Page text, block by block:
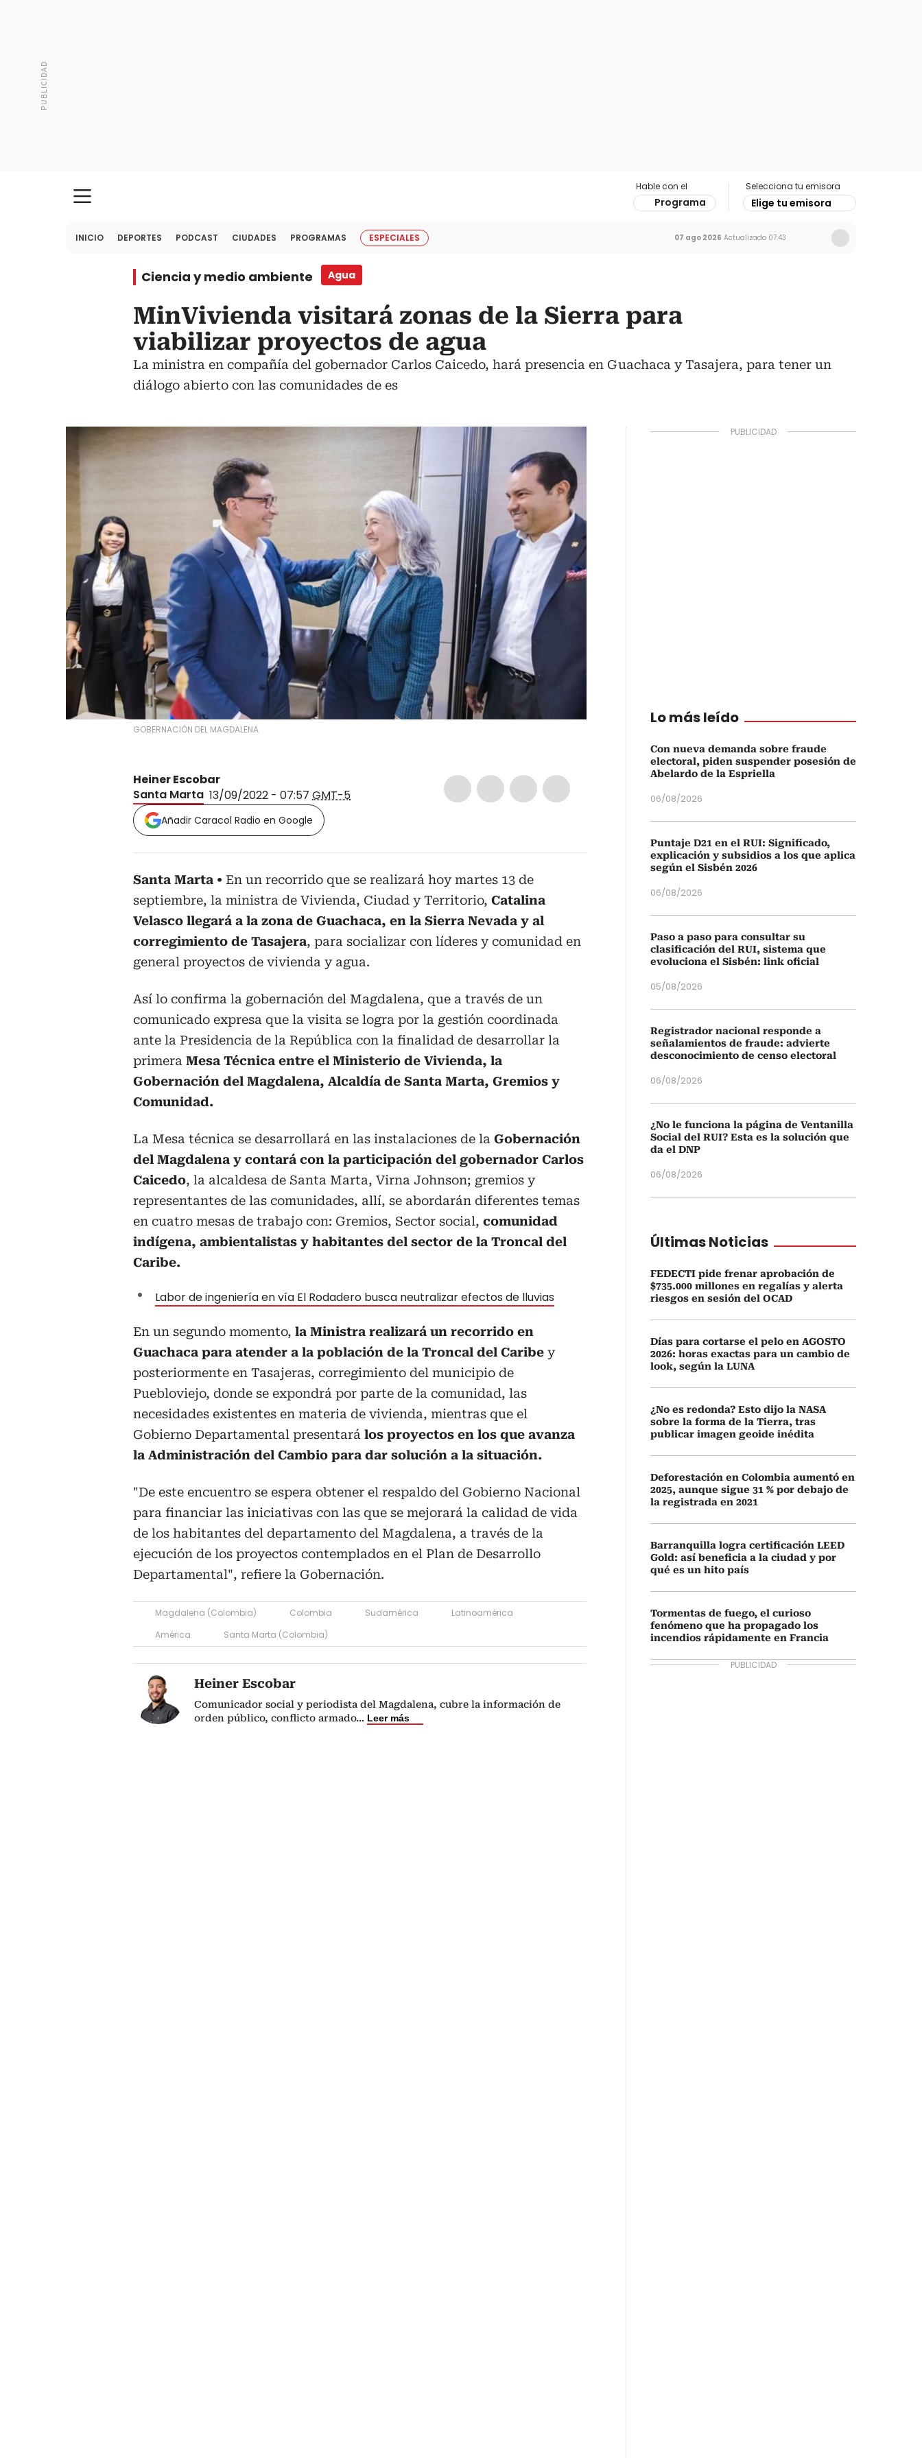
Hable con el
Programa
Selecciona tu emisora
Elige tu emisora
INICIO DEPORTES PODCAST CIUDADES PROGRAMAS ESPECIALES 07 ago 2026 Actualizado 07:43
Ciencia y medio ambiente Agua
MinVivienda visitará zonas de la Sierra para
viabilizar proyectos de agua
La ministra en compañía del gobernador Carlos Caicedo, hará presencia en Guachaca y Tasajera, para tener un
diálogo abierto con las comunidades de es
GOBERNACIÓN DEL MAGDALENA
Heiner Escobar
Santa Marta 13/09/2022 - 07:57 GMT-5
Añadir Caracol Radio en Google
Santa Marta
En un recorrido que se realizará hoy martes 13 de
septiembre, la ministra de Vivienda, Ciudad y Territorio, Catalina
Velasco llegará a la zona de Guachaca, en la Sierra Nevada y al
corregimiento de Tasajera, para socializar con líderes y comunidad en
general proyectos de vivienda y agua.
Así lo confirma la gobernación del Magdalena, que a través de un
comunicado expresa que la visita se logra por la gestión coordinada
ante la Presidencia de la República con la finalidad de desarrollar la
primera Mesa Técnica entre el Ministerio de Vivienda, la
Gobernación del Magdalena, Alcaldía de Santa Marta, Gremios y
Comunidad.
La Mesa técnica se desarrollará en las instalaciones de la Gobernación
del Magdalena y contará con la participación del gobernador Carlos
Caicedo, la alcaldesa de Santa Marta, Virna Johnson; gremios y
representantes de las comunidades, allí, se abordarán diferentes temas
en cuatro mesas de trabajo con: Gremios, Sector social, comunidad
indígena, ambientalistas y habitantes del sector de la Troncal del
Caribe.
Labor de ingeniería en vía El Rodadero busca neutralizar efectos de lluvias
En un segundo momento, la Ministra realizará un recorrido en
Guachaca para atender a la población de la Troncal del Caribe y
posteriormente en Tasajeras, corregimiento del municipio de
Puebloviejo, donde se expondrá por parte de la comunidad, las
necesidades existentes en materia de vivienda, mientras que el
Gobierno Departamental presentará los proyectos en los que avanza
la Administración del Cambio para dar solución a la situación.
"De este encuentro se espera obtener el respaldo del Gobierno Nacional
para financiar las iniciativas con las que se mejorará la calidad de vida
de los habitantes del departamento del Magdalena, a través de la
ejecución de los proyectos contemplados en el Plan de Desarrollo
Departamental", refiere la Gobernación.
Magdalena (Colombia) Colombia Sudamérica
Latinoamérica
América
Santa Marta (Colombia)
Heiner Escobar
Comunicador social y periodista del Magdalena, cubre la información de
orden público, conflicto armado... Leer más
Lo más leído
Con nueva demanda sobre fraude
electoral, piden suspender posesión de
Abelardo de la Espriella
06/08/2026
Puntaje D21 en el RUI: Significado,
explicación y subsidios a los que aplica
según el Sisbén 2026
06/08/2026
Paso a paso para consultar su
clasificación del RUI, sistema que
evoluciona el Sisbén: link oficial
05/08/2026
Registrador nacional responde a
señalamientos de fraude: advierte
desconocimiento de censo electoral
06/08/2026
¿No le funciona la página de Ventanilla
Social del RUI? Esta es la solución que
da el DNP
06/08/2026
Últimas Noticias
FEDECTI pide frenar aprobación de
$735.000 millones en regalías y alerta
riesgos en sesión del OCAD
Días para cortarse el pelo en AGOSTO
2026: horas exactas para un cambio de
look, según la LUNA
¿No es redonda? Esto dijo la NASA
sobre la forma de la Tierra, tras
publicar imagen geoide inédita
Deforestación en Colombia aumentó en
2025, aunque sigue 31 % por debajo de
la registrada en 2021
Barranquilla logra certificación LEED
Gold: así beneficia a la ciudad y por
qué es un hito país
Tormentas de fuego, el curioso
fenómeno que ha propagado los
incendios rápidamente en Francia